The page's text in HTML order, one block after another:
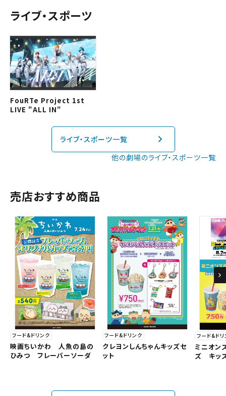
予約を確認する
予約を変更する
中国・四国
九州
ライブ・スポーツ
FouRTe Project 1st
LIVE "ALL IN"
ライブ・スポーツ一覧
他の劇場のライブ・スポーツ一覧
売店おすすめ商品
フード&ドリンク
映画ちいかわ 人魚の島の
ひみつ フレーバーソーダ
フード&ドリンク
クレヨンしんちゃんキッズセ
ット
フード&ド
ミニオン
ズ キッズ